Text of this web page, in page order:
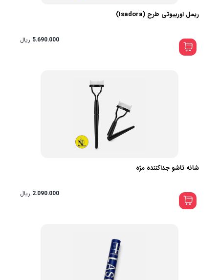
ریمل اوربیوتی طرح (Isadora)
5.690.000 ریال
شانه تاشو جداکننده مژه
2.090.000 ریال